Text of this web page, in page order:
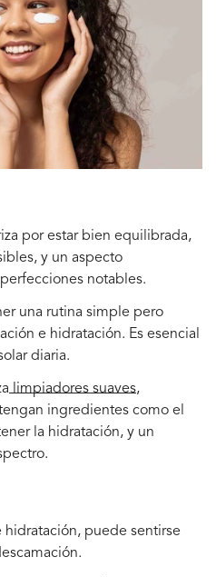
por estar bien equilibrada,
y un aspecto
notables.
una rutina simple pero
e hidratación. Es esencial
diaria.
limpiadores suaves,
ingredientes como el
la hidratación, y un
.
hidratación, puede sentirse